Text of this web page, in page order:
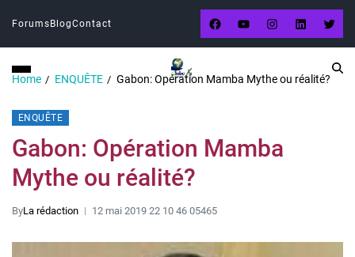
Forums BlogContact
Home ENQUÊTE Gabon: Opération Mamba Mythe ou réalité?
ENQUÊTE
Gabon: Opération Mamba
Mythe ou réalité?
ByLa rédaction 12 mai 2019 22 10 46 05465